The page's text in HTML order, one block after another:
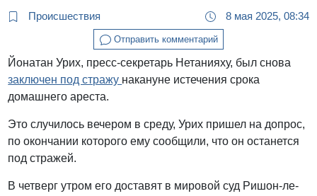
Происшествия 8 мая 2025, 08:34
Отправить комментарий
Йонатан Урих, пресс-секретарь Нетанияху, был снова
заключен под стражу накануне истечения срока
домашнего ареста.
Это случилось вечером в среду, Урих пришел на допрос,
по окончании которого ему сообщили, что он останется
под стражей.
В четверг утром его доставят в мировой суд Ришон-ле-